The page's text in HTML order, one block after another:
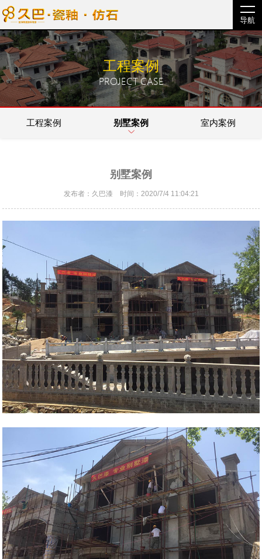
导航
工程案例
PROJECT CASE
工程案例 别墅案例 室内案例
别墅案例
发布者：久巴漆 时间：2020/7/4 11:04:21